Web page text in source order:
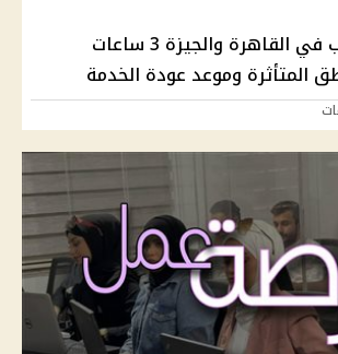
قطع مياه الشرب في القاهرة والجيزة 3 ساعات
المتأثرة وموعد عودة الخدمة